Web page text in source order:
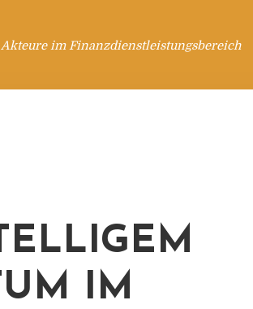
im Finanzdienstleistungsbereich
IM